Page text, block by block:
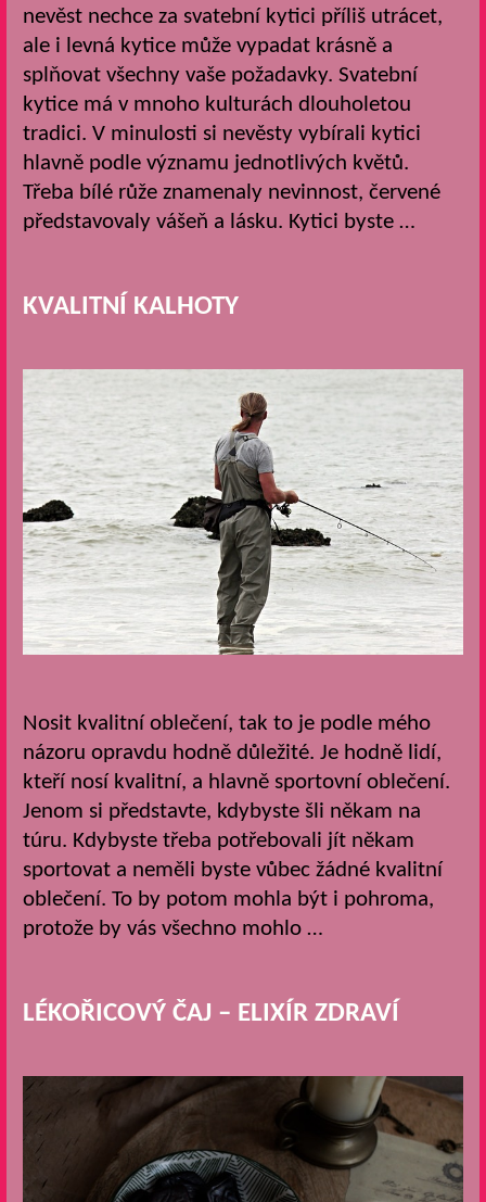
nevěst nechce za svatební kytici příliš utrácet,
ale i levná kytice může vypadat krásně a
splňovat všechny vaše požadavky. Svatební
kytice má v mnoho kulturách dlouholetou
tradici. V minulosti si nevěsty vybírali kytici
hlavně podle významu jednotlivých květů.
Třeba bílé růže znamenaly nevinnost, červené
představovaly vášeň a lásku. Kytici byste …
KVALITNÍ KALHOTY
Nosit kvalitní oblečení, tak to je podle mého
názoru opravdu hodně důležité. Je hodně lidí,
kteří nosí kvalitní, a hlavně sportovní oblečení.
Jenom si představte, kdybyste šli někam na
túru. Kdybyste třeba potřebovali jít někam
sportovat a neměli byste vůbec žádné kvalitní
oblečení. To by potom mohla být i pohroma,
protože by vás všechno mohlo …
LÉKOŘICOVÝ ČAJ – ELIXÍR ZDRAVÍ